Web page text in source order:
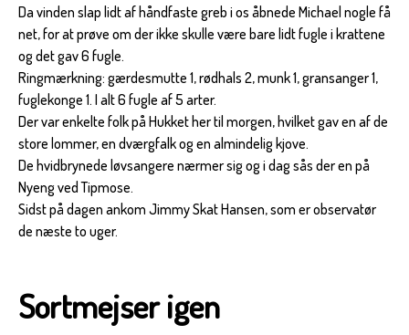
Da vinden slap lidt af håndfaste greb i os åbnede Michael nogle få
net, for at prøve om der ikke skulle være bare lidt fugle i krattene
og det gav 6 fugle.
Ringmærkning: gærdesmutte 1, rødhals 2, munk 1, gransanger 1,
fuglekonge 1. I alt 6 fugle af 5 arter.
Der var enkelte folk på Hukket her til morgen, hvilket gav en af de
store lommer, en dværgfalk og en almindelig kjove.
De hvidbrynede løvsangere nærmer sig og i dag sås der en på
Nyeng ved Tipmose.
Sidst på dagen ankom Jimmy Skat Hansen, som er observatør
de næste to uger.
Sortmejser igen